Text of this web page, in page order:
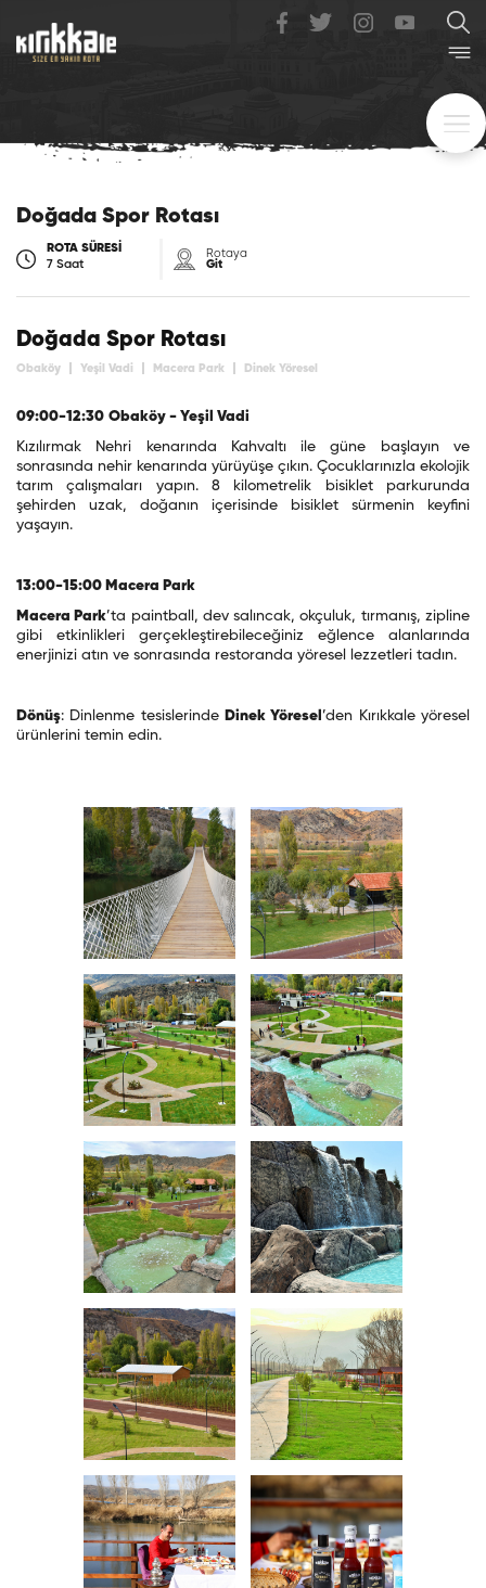
Doğada Spor Rotası
ROTA SÜRESİ
7 Saat
Rotaya
Git
Doğada Spor Rotası
Obaköy Yeşil Vadi Macera Park Dinek Yöresel
09:00-12:30 Obaköy - Yeşil Vadi
Kızılırmak Nehri kenarında Kahvaltı ile güne başlayın ve
sonrasında nehir kenarında yürüyüşe çıkın. Çocuklarınızla ekolojik
tarım çalışmaları yapın. 8 kilometrelik bisiklet parkurunda
şehirden uzak, doğanın içerisinde bisiklet sürmenin keyfini
yaşayın.
13:00-15:00 Macera Park
Macera Park’ta paintball, dev salıncak, okçuluk, tırmanış, zipline
gibi etkinlikleri gerçekleştirebileceğiniz eğlence alanlarında
enerjinizi atın ve sonrasında restoranda yöresel lezzetleri tadın.
Dönüş: Dinlenme tesislerinde DinekYöresel ’den Kırıkkale yöresel
ürünlerini temin edin.